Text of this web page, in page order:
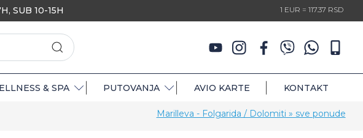
SUB 10-15H 1 EUR = 117.37 RSD
& SPA PUTOVANJA AVIO KARTE KONTAKT
Marilleva - Folgarida / Dolomiti » sve ponude